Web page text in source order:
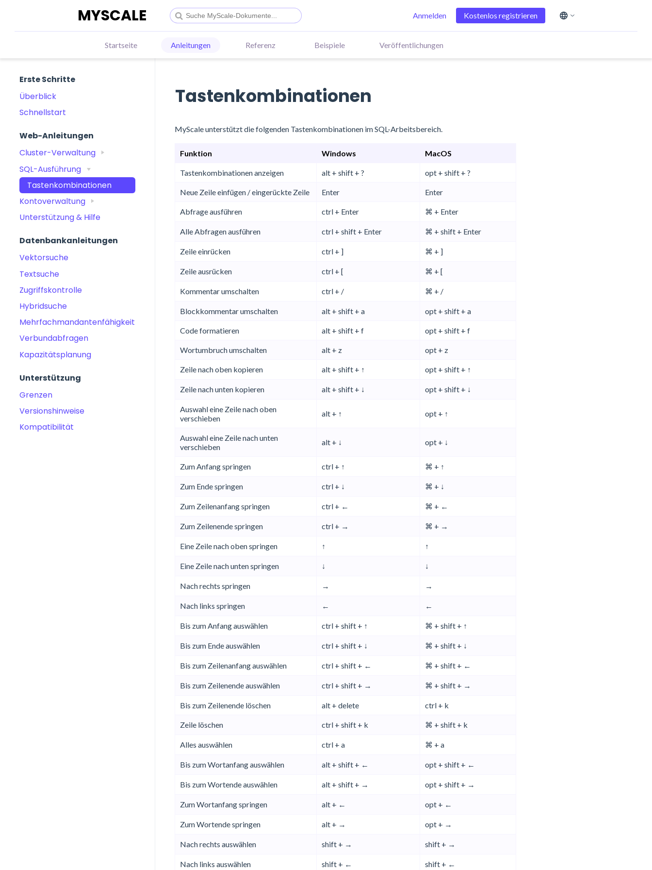
MYSCALE Anmelden
Kostenlos registrieren
English
Startseite Anleitungen Referenz Beispiele Veröffentlichungen
Erste Schritte
Überblick
Schnellstart
Web-Anleitungen
Cluster-Verwaltung
SQL-Ausführung
Tastenkombinationen
Kontoverwaltung
Unterstützung & Hilfe
Datenbankanleitungen
Vektorsuche
Textsuche
Zugriffskontrolle
Hybridsuche
Mehrfachmandantenfähigkeit
Verbundabfragen
Kapazitätsplanung
Unterstützung
Grenzen
Versionshinweise
Kompatibilität
Tastenkombinationen
MyScale unterstützt die folgenden Tastenkombinationen im SQL-Arbeitsbereich.
Funktion Windows MacOS
Tastenkombinationen anzeigen alt + shift + ? opt + shift + ?
Neue Zeile einfügen / eingerückte Zeile Enter Enter
Abfrage ausführen ctrl + Enter ⌘ + Enter
Alle Abfragen ausführen ctrl + shift + Enter ⌘ + shift + Enter
Zeile einrücken ctrl + ] ⌘ + ]
Zeile ausrücken ctrl + [ ⌘ + [
Kommentar umschalten ctrl + / ⌘ + /
Blockkommentar umschalten alt + shift + a opt + shift + a
Code formatieren alt + shift + f opt + shift + f
Wortumbruch umschalten alt + z opt + z
Zeile nach oben kopieren alt + shift + ↑ opt + shift + ↑
Zeile nach unten kopieren alt + shift + ↓ opt + shift + ↓
Auswahl eine Zeile nach oben
verschieben
alt + ↑ opt + ↑
Auswahl eine Zeile nach unten
verschieben
alt + ↓ opt + ↓
Zum Anfang springen ctrl + ↑ ⌘ + ↑
Zum Ende springen ctrl + ↓ ⌘ + ↓
Zum Zeilenanfang springen ctrl + ← ⌘ + ←
Zum Zeilenende springen ctrl + → ⌘ + →
Eine Zeile nach oben springen ↑ ↑
Eine Zeile nach unten springen ↓ ↓
Nach rechts springen → →
Nach links springen ← ←
Bis zum Anfang auswählen ctrl + shift + ↑ ⌘ + shift + ↑
Bis zum Ende auswählen ctrl + shift + ↓ ⌘ + shift + ↓
Bis zum Zeilenanfang auswählen ctrl + shift + ← ⌘ + shift + ←
Bis zum Zeilenende auswählen ctrl + shift + → ⌘ + shift + →
Bis zum Zeilenende löschen alt + delete ctrl + k
Zeile löschen ctrl + shift + k ⌘ + shift + k
Alles auswählen ctrl + a ⌘ + a
Bis zum Wortanfang auswählen alt + shift + ← opt + shift + ←
Bis zum Wortende auswählen alt + shift + → opt + shift + →
Zum Wortanfang springen alt + ← opt + ←
Zum Wortende springen alt + → opt + →
Nach rechts auswählen shift + → shift + →
Nach links auswählen shift + ← shift + ←